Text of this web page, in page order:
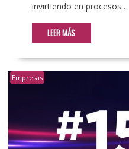
invirtiendo en procesos…
LEER MÁS
Empresas